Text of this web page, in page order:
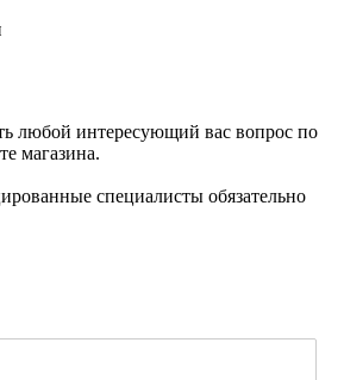
любой интересующий вас вопрос по
магазина.
специалисты обязательно